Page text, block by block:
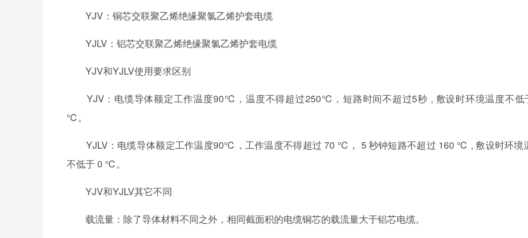
YJV：铜芯交联聚乙烯绝缘聚氯乙烯护套电缆
YJLV：铝芯交联聚乙烯绝缘聚氯乙烯护套电缆
YJV和YJLV使用要求区别
YJV：电缆导体额定工作温度90℃，温度不得超过250℃，短路时间不超过5秒 , 敷设时环境温度不低
℃。
YJLV：电缆导体额定工作温度90℃，工作温度不得超过 70 ℃， 5 秒钟短路不超过 160 ℃ , 敷设时环境
不低于 0 ℃。
YJV和YJLV其它不同
载流量：除了导体材料不同之外，相同截面积的电缆铜芯的载流量大于铝芯电缆。